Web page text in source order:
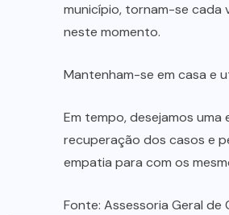
município, tornam-se cada
neste momento.
Mantenham-se em casa e
Em tempo, desejamos uma
recuperação dos casos e
empatia para com os
Fonte: Assessoria Geral de